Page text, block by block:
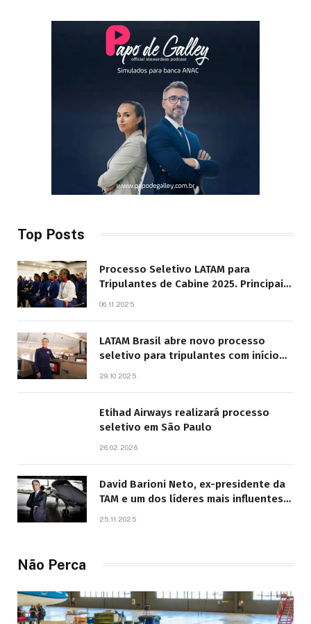
Top Posts
Processo Seletivo LATAM para
Tripulantes de Cabine 2025. Principais
06.11.2025
LATAM Brasil abre novo processo
seletivo para tripulantes com início
29.10.2025
Etihad Airways realizará processo
seletivo em São Paulo
26.02.2026
David Barioni Neto, ex-presidente da
TAM e um dos líderes mais influentes
25.11.2025
Não Perca